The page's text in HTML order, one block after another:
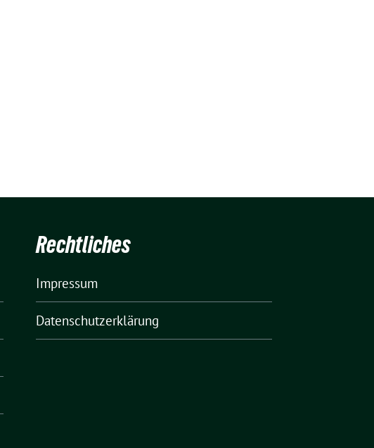
Rechtliches
Impressum
Datenschutzerklärung